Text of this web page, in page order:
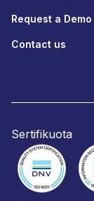
Request a Demo
Contact us
Sertifikuota